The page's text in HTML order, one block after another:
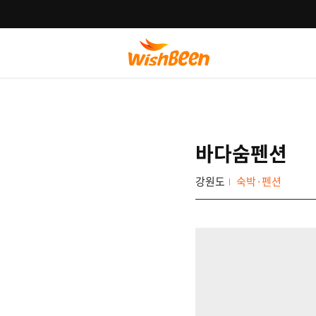
바다숨펜션
강원도 숙박·펜션